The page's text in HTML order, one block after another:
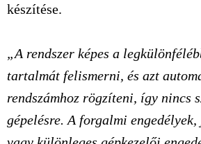
készítése.
„A rendszer képes a
tartalmát felismerni, és azt
rendszámhoz rögzíteni, így nincs
gépelésre. A forgalmi